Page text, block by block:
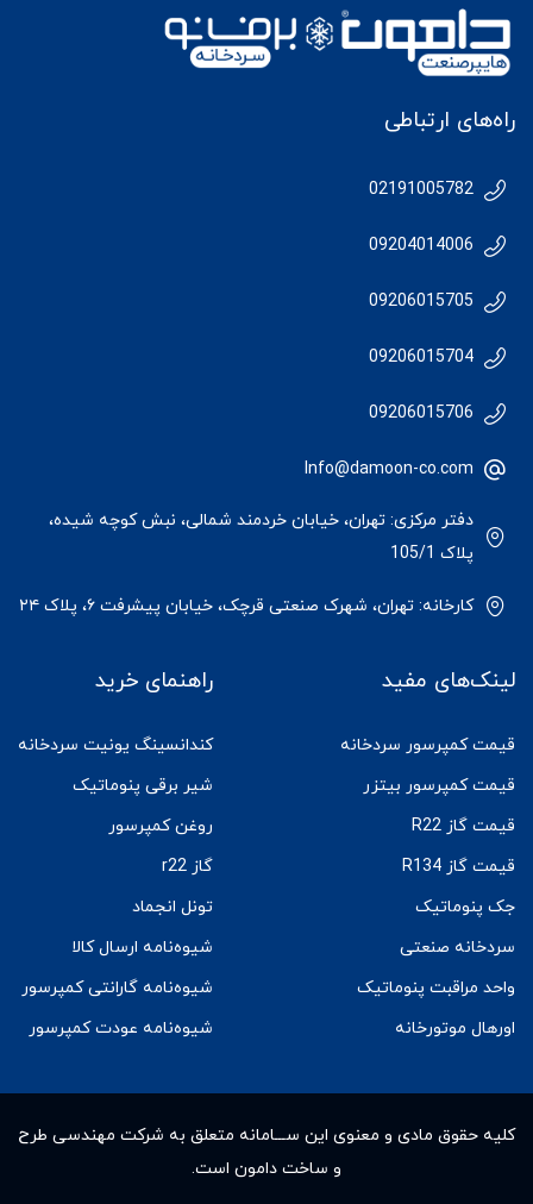
راه‌های ارتباطی
02191005782
09204014006
09206015705
09206015704
09206015706
Info@damoon-co.com
دفتر مرکزی: تهران، خیابان خردمند شمالی، نبش کوچه شیده،
پلاک 105/1
کارخانه: تهران، شهرک صنعتی قرچک، خیابان پیشرفت ۶، پلاک ۲۴
لینک‌های مفید
قیمت کمپرسور سردخانه
قیمت کمپرسور بیتزر
قیمت گاز R22
قیمت گاز R134
جک پنوماتیک
سردخانه صنعتی
واحد مراقبت پنوماتیک
اورهال موتورخانه
راهنمای خرید
کندانسینگ یونیت سردخانه
شیر برقی پنوماتیک
روغن کمپرسور
گاز r22
تونل انجماد
شیوه‌نامه ارسال کالا
شیوه‌نامه گارانتی کمپرسور
شیوه‌نامه عودت کمپرسور
کلیه حقوق مادى و معنوى این ســـامانه متعلق به شرکت مهندسی طرح
و ساخت دامون است.